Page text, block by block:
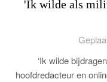
'Ik wilde als
‘Ik wilde
hoofdredacteur en